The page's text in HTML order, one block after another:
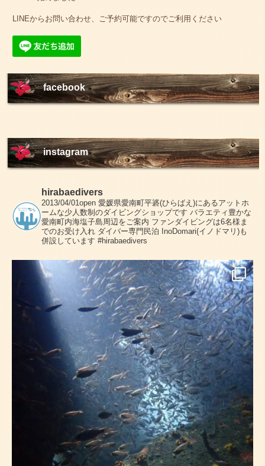
LINEからお問い合わせ、ご予約可能ですのでご利用ください
facebook
instagram
hirabaedivers
2013/04/01open 愛媛県愛南町平碆(ひらばえ)にあるアットホ
ームな少人数制のダイビングショップです バラエティ豊かな
愛南町内海塩子島周辺をご案内 ファンダイビングは6名様ま
でのお受け入れ ダイバー専門民泊 InoDomari(イノドマリ)も
併設しています #hirabaedivers